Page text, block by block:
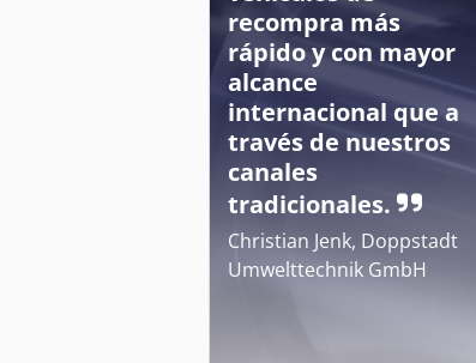
recompra más
rápido y con mayor
alcance
internacional que a
través de nuestros
canales
tradicionales.
Christian Jenk, Doppstadt
Umwelttechnik GmbH